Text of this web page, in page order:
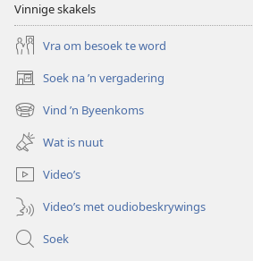
Vinnige skakels
Vra om besoek te word
Soek na ’n vergadering
(maak
nuwe
venster
oop)
Vind ’n Byeenkoms
(maak
nuwe
venster
oop)
Wat is nuut
Video’s
Video’s met oudiobeskrywings
Soek